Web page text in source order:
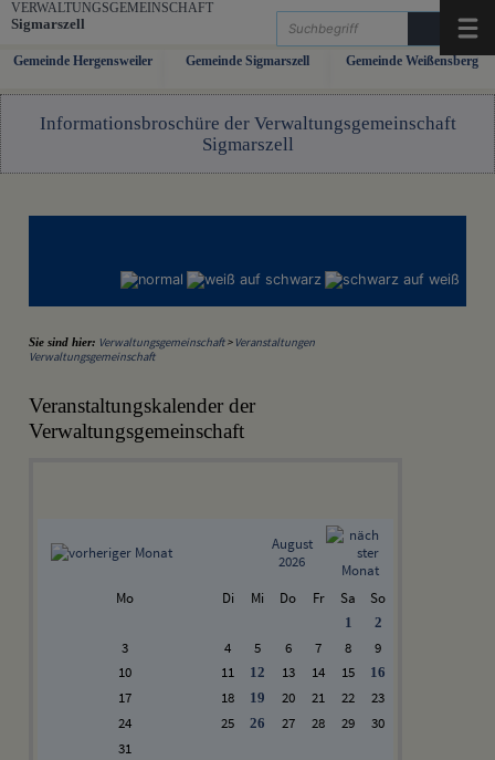
Zum Inhalt,zur Navigationoderzur Startseite springen.
VERWALTUNGSGEMEINSCHAFT
Sigmarszell
Gemeinde Hergensweiler Gemeinde Sigmarszell Gemeinde Weißensberg
Informationsbroschüre der Verwaltungsgemeinschaft
Sigmarszell
Sie sind hier: Verwaltungsgemeinschaft> Veranstaltungen
Verwaltungsgemeinschaft
Veranstaltungskalender der
Verwaltungsgemeinschaft
August
2026
Mo Di Mi Do Fr Sa So
1 2
3 4 5 6 7 8
9
10
11 12 13 14 15 16
17 18 19 20 21 22
23
24
25 26 27 28 29
30
31